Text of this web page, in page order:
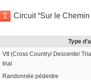
1 Circuit “Sur le Chemin
Type
Vtt (Cross Country/ Descente/
trial
Randonnée pédestre